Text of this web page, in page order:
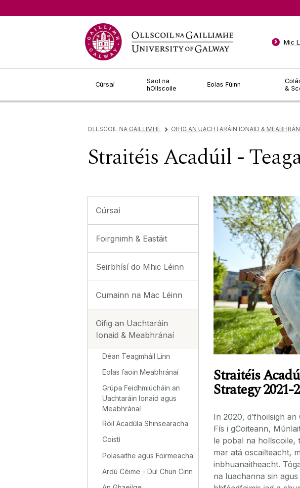
Cúrsaí
Saol na
hOllscoile
Eolas Fúinn
&
Mic
OLLSCOIL NA GAILLIMHE ▻ OIFIG AN UACHTARÁIN IONAID &
Straitéis Acadúil -
Cúrsaí
Foirgnimh & Eastáit
Seirbhísí do Mhic Léinn
Cumainn na Mac Léinn
Oifig an Uachtaráin
Ionaid & Meabhránaí
Déan Teagmháil Linn
Eolas faoin Meabhránaí
Grúpa Feidhmiúcháin an
Uachtaráin Ionaid agus
Meabhránaí
Róil Acadúla Shinsearacha
Coistí
Polasaithe agus Foirmeacha
Ardú Céime - Dul Chun Cinn
Straitéis
Strategy 2021-
In 2020, d’fhoilsigh
Fís i gCoiteann,
le pobal na hollscoile,
mar atá oscailteacht,
inbhuanaitheacht.
na luachanna sin